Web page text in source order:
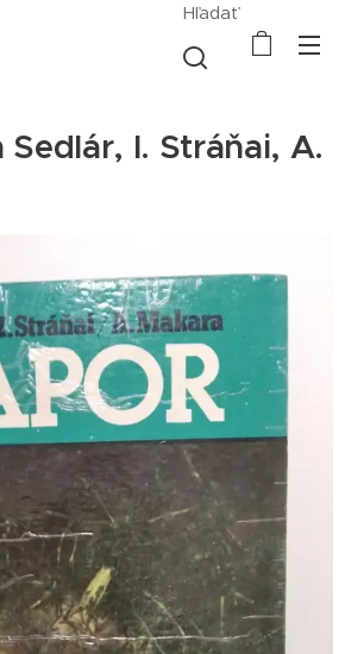
Hľadať
Sedlár, I. Stráňai, A.